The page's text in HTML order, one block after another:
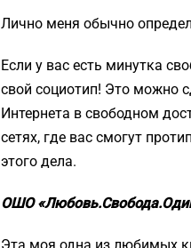
Лично меня обычно
Если у вас есть минутка
свой социотип! Это можно
Интернета в свободном
сетях, где вас смогут
этого дела.
ОШО